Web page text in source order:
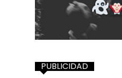
PUBLICIDAD